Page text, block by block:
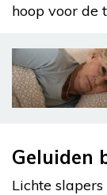
hoop voor de
Geluiden
Lichte